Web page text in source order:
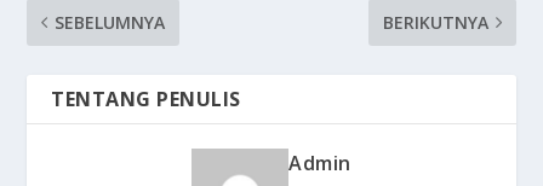
SEBELUMNYA
BERIKUTNYA
TENTANG PENULIS
Admin